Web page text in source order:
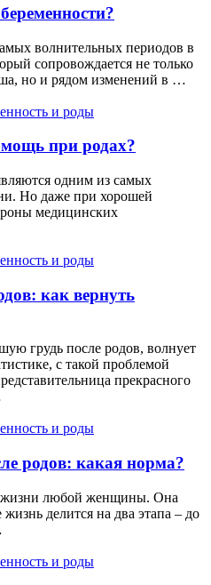
волнительных периодов в
сопровождается не только
но и рядом изменений в …
и роды
при родах?
одним из самых
Но даже при хорошей
медицинских
и роды
как вернуть
грудь после родов, волнует
с такой проблемой
прекрасного
и роды
родов: какая норма?
любой женщины. Она
делится на два этапа – до
и роды